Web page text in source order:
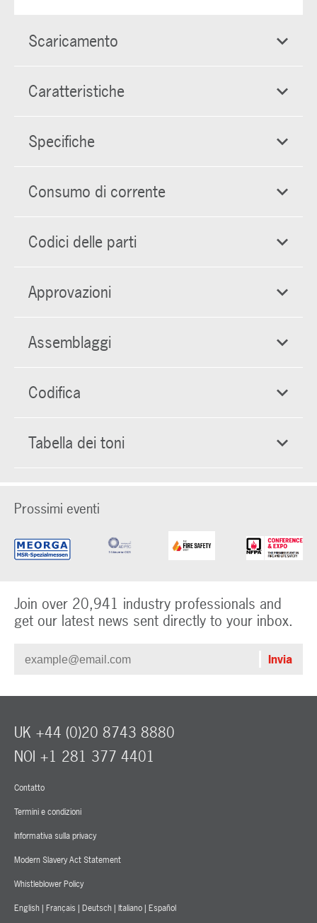
Scaricamento
Caratteristiche
Specifiche
Consumo di corrente
Codici delle parti
Approvazioni
Assemblaggi
Codifica
Tabella dei toni
Prossimi eventi
Join over 20,941 industry professionals and
get our latest news sent directly to your inbox.
Contatto
Termini e condizioni
Informativa sulla privacy
Modern Slavery Act Statement
Whistleblower Policy
English | Français | Deutsch | Italiano | Español
UK +44 (0)20 8743 8880
NOI +1 281 377 4401